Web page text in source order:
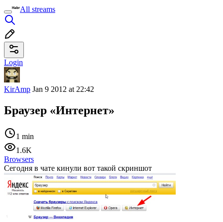
All streams
Login
KirAmp Jan 9 2012 at 22:42
Браузер «Интернет»
1 min
1.6K
Browsers
Сегодня в чате кинули вот такой скриншот